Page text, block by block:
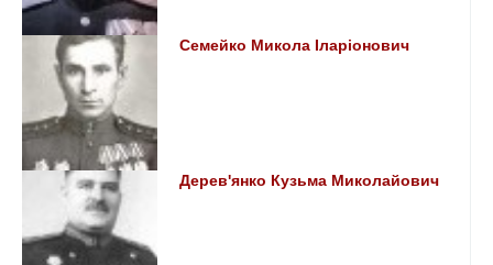
Семейко Микола Іларіонович
Дерев'янко Кузьма Миколайович